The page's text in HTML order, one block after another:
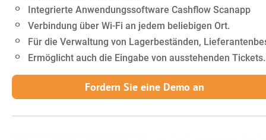
Integrierte Anwendungssoftware Cashflow Scanapp
Verbindung über Wi-Fi an jedem beliebigen Ort.
Für die Verwaltung von Lagerbeständen,
Ermöglicht auch die Eingabe von ausstehenden Tickets.
Fordern Sie eine Demo an